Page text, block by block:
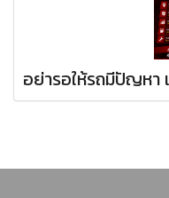
อย่ารอให้รถมีปัญหา